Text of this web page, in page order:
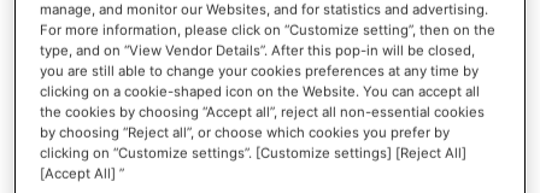
NUEVOS CLIENTES
Crear una cuenta tiene muchos beneficios: Pago más rápido, guardar más de una
dirección, seguimiento de pedidos y mucho más.
CREAR UNA CUENTA
manage, and monitor our Websites, and for statistics and advertising.
For more information, please click on “Customize setting”, then on the
type, and on “View Vendor Details”. After this pop-in will be closed,
you are still able to change your cookies preferences at any time by
clicking on a cookie-shaped icon on the Website. You can accept all
the cookies by choosing “Accept all”, reject all non-essential cookies
by choosing “Reject all”, or choose which cookies you prefer by
clicking on “Customize settings”. [Customize settings] [Reject All]
[Accept All] ”